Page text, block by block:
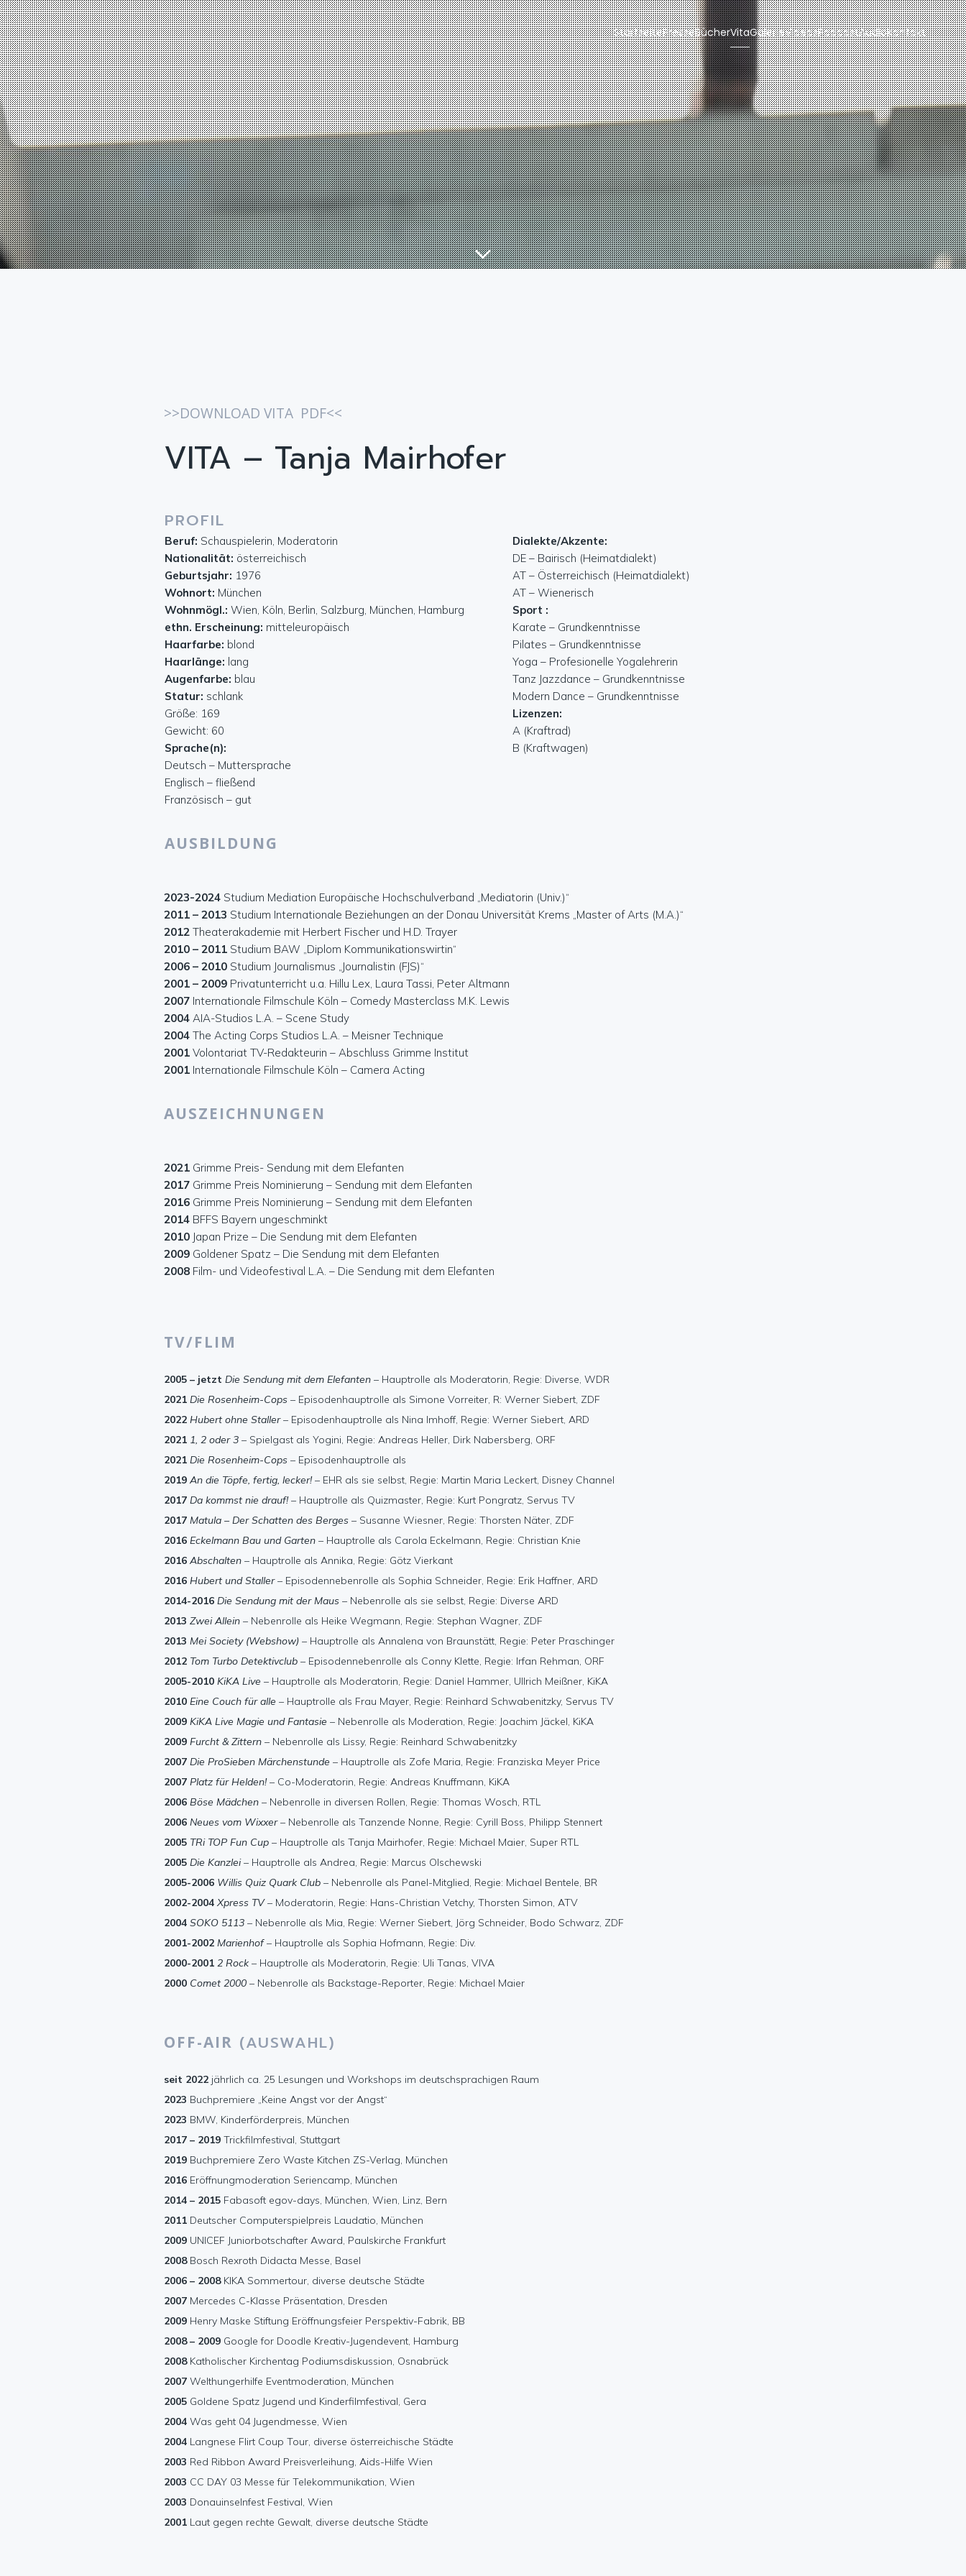
StartseitePresseBücherVitaGalerieVideosPodcastAudioKontakt
>>DOWNLOAD VITA PDF<<
VITA – Tanja Mairhofer
PROFIL
Beruf: Schauspielerin, Moderatorin
Nationalität: österreichisch
Geburtsjahr: 1976
Wohnort: München
Wohnmögl.: Wien, Köln, Berlin, Salzburg, München, Hamburg
ethn. Erscheinung: mitteleuropäisch
Haarfarbe: blond
Haarlänge: lang
Augenfarbe: blau
Statur: schlank
Größe: 169
Gewicht: 60
Sprache(n):
Deutsch – Muttersprache
Englisch – fließend
Französisch – gut
AUSBILDUNG
Dialekte/Akzente:
DE – Bairisch (Heimatdialekt)
AT – Österreichisch (Heimatdialekt)
AT – Wienerisch
Sport :
Karate – Grundkenntnisse
Pilates – Grundkenntnisse
Yoga – Profesionelle Yogalehrerin
Tanz Jazzdance – Grundkenntnisse
Modern Dance – Grundkenntnisse
Lizenzen:
A (Kraftrad)
B (Kraftwagen)
2023-2024 Studium Mediation Europäische Hochschulverband „Mediatorin (Univ.)“
2011 – 2013 Studium Internationale Beziehungen an der Donau Universität Krems „Master of Arts (M.A.)“
2012 Theaterakademie mit Herbert Fischer und H.D. Trayer
2010 – 2011 Studium BAW „Diplom Kommunikationswirtin“
2006 – 2010 Studium Journalismus „Journalistin (FJS)“
2001 – 2009 Privatunterricht u.a. Hillu Lex, Laura Tassi, Peter Altmann
2007 Internationale Filmschule Köln – Comedy Masterclass M.K. Lewis
2004 AIA-Studios L.A. – Scene Study
2004 The Acting Corps Studios L.A. – Meisner Technique
2001 Volontariat TV-Redakteurin – Abschluss Grimme Institut
2001 Internationale Filmschule Köln – Camera Acting
AUSZEICHNUNGEN
2021 Grimme Preis- Sendung mit dem Elefanten
2017 Grimme Preis Nominierung – Sendung mit dem Elefanten
2016 Grimme Preis Nominierung – Sendung mit dem Elefanten
2014 BFFS Bayern ungeschminkt
2010 Japan Prize – Die Sendung mit dem Elefanten
2009 Goldener Spatz – Die Sendung mit dem Elefanten
2008 Film- und Videofestival L.A. – Die Sendung mit dem Elefanten
TV/FLIM
2005 – jetztDie Sendung mit dem Elefanten – Hauptrolle als Moderatorin, Regie: Diverse, WDR
2021 Die Rosenheim-Cops – Episodenhauptrolle als Simone Vorreiter, R: Werner Siebert, ZDF
2022 Hubert ohne Staller– Episodenhauptrolle als Nina Imhoff, Regie: Werner Siebert, ARD
2021 1, 2 oder 3 – Spielgast als Yogini, Regie: Andreas Heller, Dirk Nabersberg, ORF
2021 Die Rosenheim-Cops – Episodenhauptrolle als
2019 An die Töpfe, fertig, lecker!– EHR als sie selbst, Regie: Martin Maria Leckert, Disney Channel
2017 Da kommst nie drauf!– Hauptrolle als Quizmaster, Regie: Kurt Pongratz, Servus TV
2017 Matula – Der Schatten des Berges – Susanne Wiesner, Regie: Thorsten Näter, ZDF
2016 Eckelmann Bau und Garten – Hauptrolle als Carola Eckelmann, Regie: Christian Knie
2016 Abschalten – Hauptrolle als Annika, Regie: Götz Vierkant
2016 Hubert und Staller– Episodennebenrolle als Sophia Schneider, Regie: Erik Haffner, ARD
2014-2016 Die Sendung mit der Maus – Nebenrolle als sie selbst, Regie: Diverse ARD
2013 Zwei Allein – Nebenrolle als Heike Wegmann, Regie: Stephan Wagner, ZDF
2013 Mei Society (Webshow) – Hauptrolle als Annalena von Braunstätt, Regie: Peter Praschinger
2012 Tom Turbo Detektivclub – Episodennebenrolle als Conny Klette, Regie: Irfan Rehman, ORF
2005-2010 KiKA Live – Hauptrolle als Moderatorin, Regie: Daniel Hammer, Ullrich Meißner, KiKA
2010 Eine Couch für alle – Hauptrolle als Frau Mayer, Regie: Reinhard Schwabenitzky, Servus TV
2009 KiKA Live Magie und Fantasie – Nebenrolle als Moderation, Regie: Joachim Jäckel, KiKA
2009 Furcht & Zittern – Nebenrolle als Lissy, Regie: Reinhard Schwabenitzky
2007 Die ProSieben Märchenstunde – Hauptrolle als Zofe Maria, Regie: Franziska Meyer Price
2007 Platz für Helden!– Co-Moderatorin, Regie: Andreas Knuffmann, KiKA
2006 Böse Mädchen – Nebenrolle in diversen Rollen, Regie: Thomas Wosch, RTL
2006 Neues vom Wixxer– Nebenrolle als Tanzende Nonne, Regie: Cyrill Boss, Philipp Stennert
2005 TRi TOP Fun Cup – Hauptrolle als Tanja Mairhofer, Regie: Michael Maier, Super RTL
2005 Die Kanzlei– Hauptrolle als Andrea, Regie: Marcus Olschewski
2005-2006 Willis Quiz Quark Club – Nebenrolle als Panel-Mitglied, Regie: Michael Bentele, BR
2002-2004Xpress TV– Moderatorin, Regie: Hans-Christian Vetchy, Thorsten Simon, ATV
2004 SOKO 5113 – Nebenrolle als Mia, Regie: Werner Siebert, Jörg Schneider, Bodo Schwarz, ZDF
2001-2002Marienhof– Hauptrolle als Sophia Hofmann, Regie: Div.
2000-2001 2 Rock – Hauptrolle als Moderatorin, Regie: Uli Tanas, VIVA
2000 Comet 2000 – Nebenrolle als Backstage-Reporter, Regie: Michael Maier
OFF-AIR (AUSWAHL)
seit 2022 jährlich ca. 25 Lesungen und Workshops im deutschsprachigen Raum
2023 Buchpremiere „Keine Angst vor der Angst“
2023 BMW, Kinderförderpreis, München
2017 – 2019Trickfilmfestival, Stuttgart
2019 Buchpremiere Zero Waste Kitchen ZS-Verlag, München
2016 Eröffnungmoderation Seriencamp, München
2014 – 2015 Fabasoft egov-days, München, Wien, Linz, Bern
2011 Deutscher Computerspielpreis Laudatio, München
2009 UNICEF Juniorbotschafter Award, Paulskirche Frankfurt
2008Bosch Rexroth Didacta Messe, Basel
2006 – 2008KIKA Sommertour, diverse deutsche Städte
2007 Mercedes C-Klasse Präsentation, Dresden
2009 Henry Maske Stiftung Eröffnungsfeier Perspektiv-Fabrik, BB
2008 – 2009 Google for Doodle Kreativ-Jugendevent, Hamburg
2008Katholischer Kirchentag Podiumsdiskussion, Osnabrück
2007 Welthungerhilfe Eventmoderation, München
2005 Goldene Spatz Jugend und Kinderfilmfestival, Gera
2004 Was geht 04 Jugendmesse, Wien
2004 Langnese Flirt Coup Tour, diverse österreichische Städte
2003 Red Ribbon Award Preisverleihung, Aids-Hilfe Wien
2003 CC DAY 03 Messe für Telekommunikation, Wien
2003 Donauinselnfest Festival, Wien
2001 Laut gegen rechte Gewalt, diverse deutsche Städte